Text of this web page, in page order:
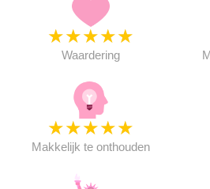
★★★★★
Waardering
★★★★★
Makkelijk te onthouden